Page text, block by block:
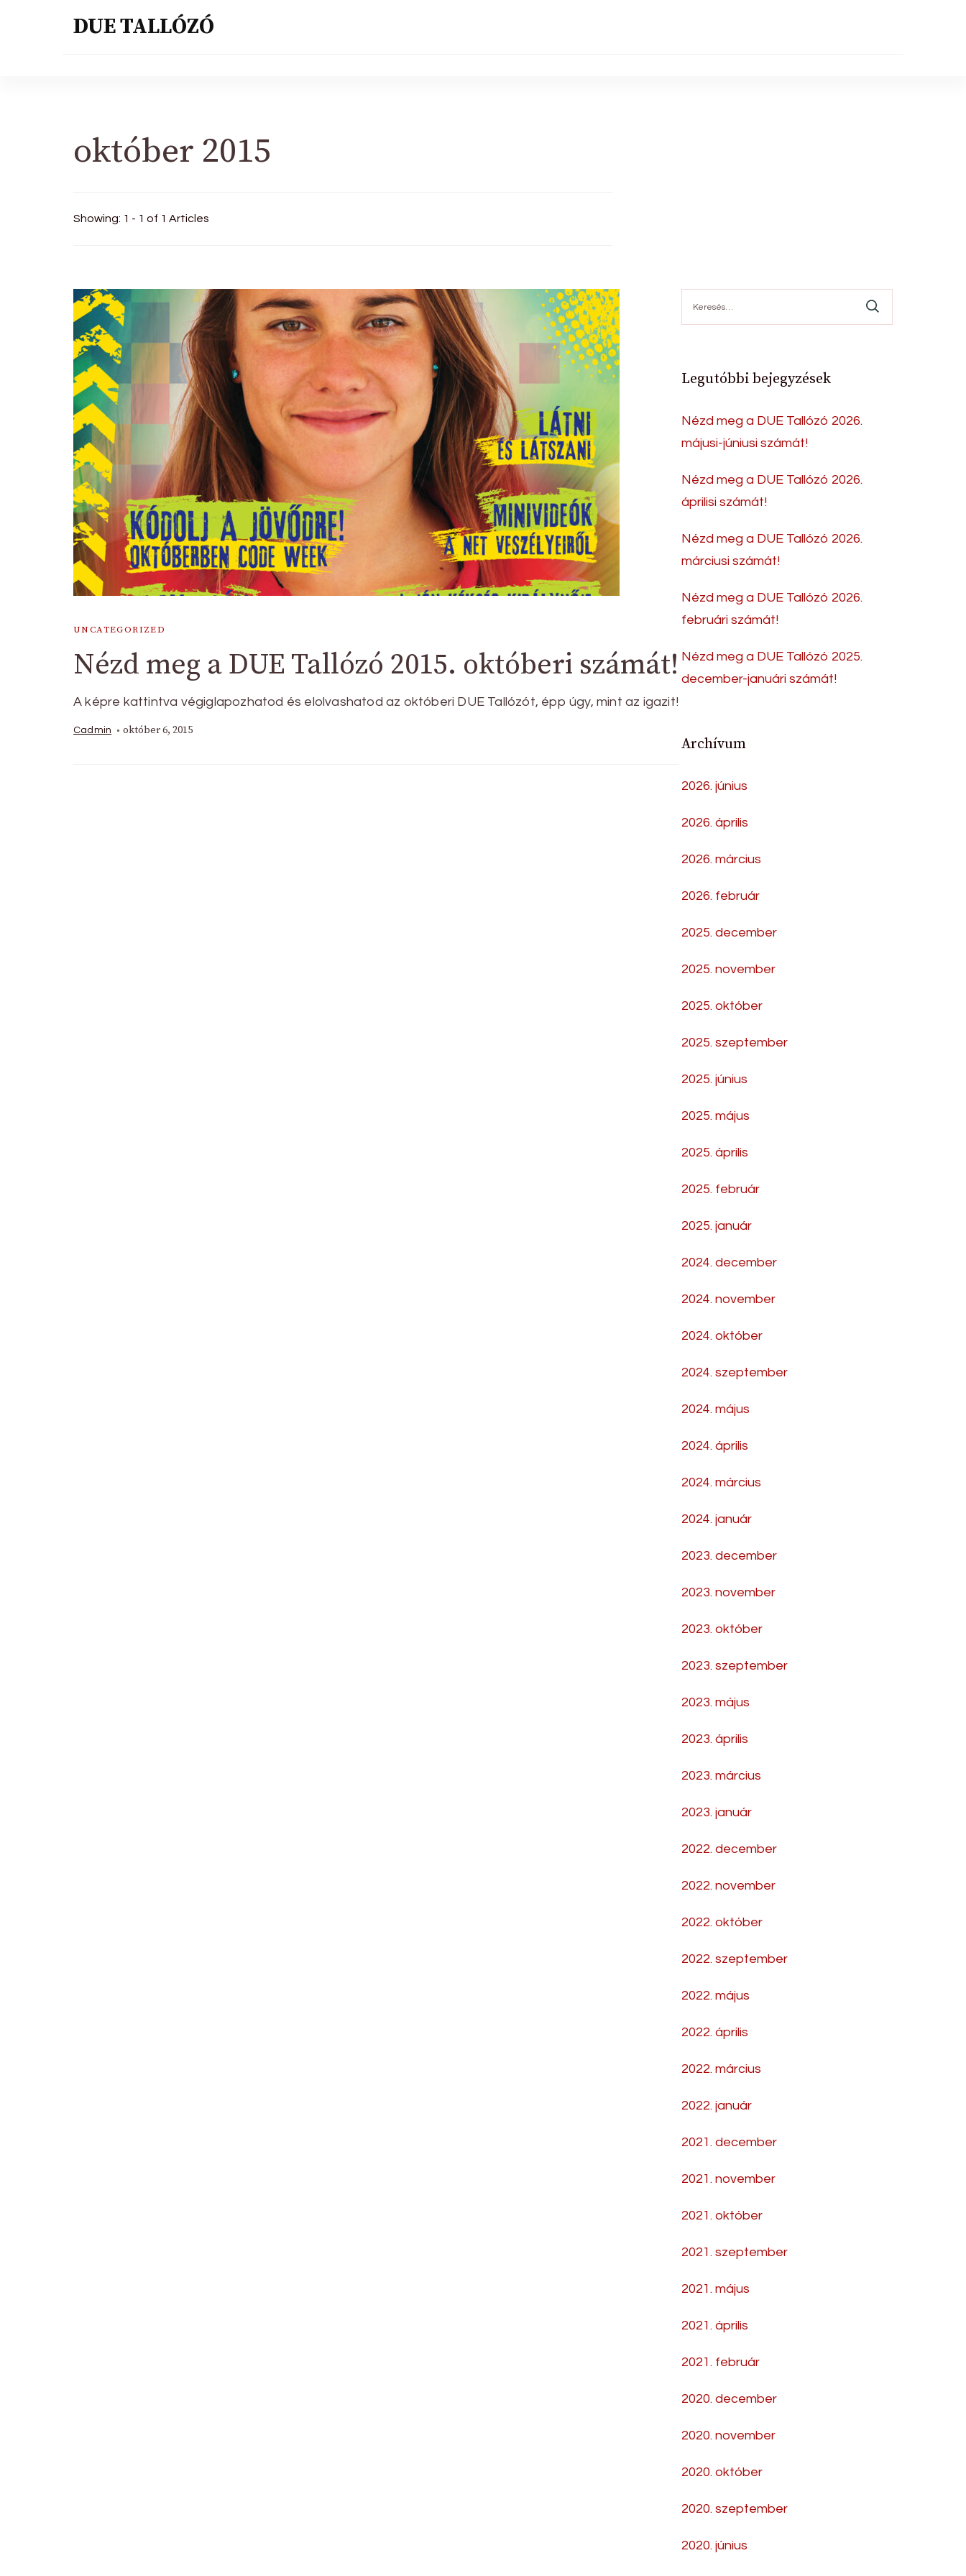
DUE TALLÓZÓ
október 2015
Showing: 1 - 1 of 1 Articles
UNCATEGORIZED
Nézd meg a DUE Tallózó 2015. októberi számát!
A képre kattintva végiglapozhatod és elolvashatod az októberi DUE Tallózót, épp úgy, mint az igazit!
Cadmin október 6, 2015
Legutóbbi bejegyzések
Nézd meg a DUE Tallózó 2026.
májusi-júniusi számát!
Nézd meg a DUE Tallózó 2026.
áprilisi számát!
Nézd meg a DUE Tallózó 2026.
márciusi számát!
Nézd meg a DUE Tallózó 2026.
februári számát!
Nézd meg a DUE Tallózó 2025.
december-januári számát!
Archívum
2026. június
2026. április
2026. március
2026. február
2025. december
2025. november
2025. október
2025. szeptember
2025. június
2025. május
2025. április
2025. február
2025. január
2024. december
2024. november
2024. október
2024. szeptember
2024. május
2024. április
2024. március
2024. január
2023. december
2023. november
2023. október
2023. szeptember
2023. május
2023. április
2023. március
2023. január
2022. december
2022. november
2022. október
2022. szeptember
2022. május
2022. április
2022. március
2022. január
2021. december
2021. november
2021. október
2021. szeptember
2021. május
2021. április
2021. február
2020. december
2020. november
2020. október
2020. szeptember
2020. június